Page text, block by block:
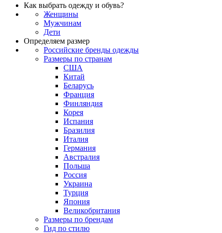
Как выбрать одежду и обувь?
Женщины
Мужчинам
Дети
Определяем размер
Российские бренды одежды
Размеры по странам
США
Китай
Беларусь
Франция
Финляндия
Корея
Испания
Бразилия
Италия
Германия
Австралия
Польша
Россия
Украина
Турция
Япония
Великобритания
Размеры по брендам
Гид по стилю